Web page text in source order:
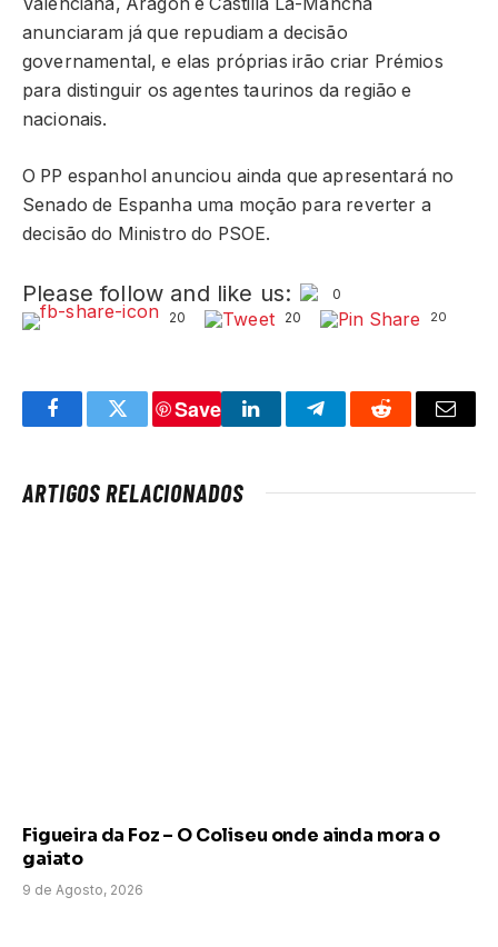
anunciaram já que repudiam a decisão
governamental, e elas próprias irão criar Prémios
para distinguir os agentes taurinos da região e
nacionais.
O PP espanhol anunciou ainda que apresentará no
Senado de Espanha uma moção para reverter a
decisão do Ministro do PSOE.
Please follow and like us:
0
20
20 20
FacebookTwitter
Save
LinkedInTelegramReddit Email
ARTIGOS RELACIONADOS
Figueira da Foz – O Coliseu onde ainda mora o
gaiato
9 de Agosto, 2026